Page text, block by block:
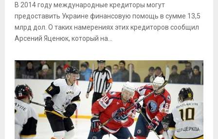
В 2014 году международные кредиторы могут
предоставить Украине финансовую помощь в сумме 13,5
млрд дол. О таких намерениях этих кредиторов сообщил
Арсений Яценюк, который на...